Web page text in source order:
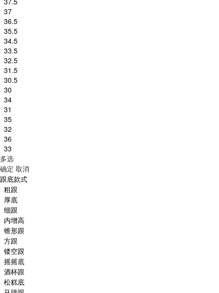
37
36.5
35.5
34.5
33.5
32.5
31.5
30.5
30
34
31
35
32
36
33
多选
确定 取消
跟底款式
粗跟
厚底
细跟
内增高
锥形跟
方跟
镂空跟
摇摇底
酒杯跟
松糕底